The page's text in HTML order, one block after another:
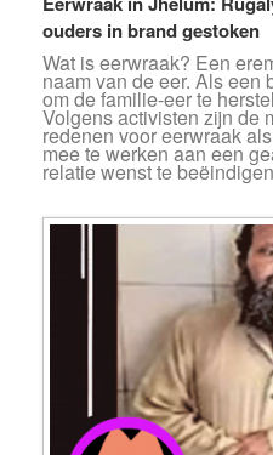
ouders in brand gestoken
Wat is eerwraak? Een
naam van de eer. Als een
om de familie-eer te
Volgens activisten zijn de
redenen voor eerwraak
mee te werken aan een
relatie wenst te